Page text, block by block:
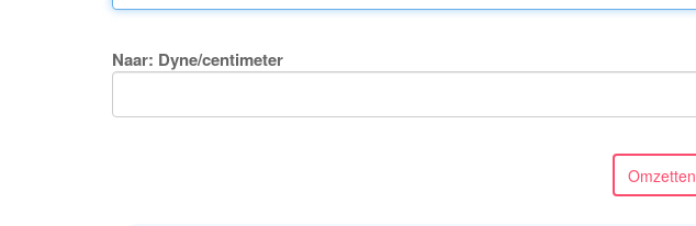
Naar: Dyne/centimeter